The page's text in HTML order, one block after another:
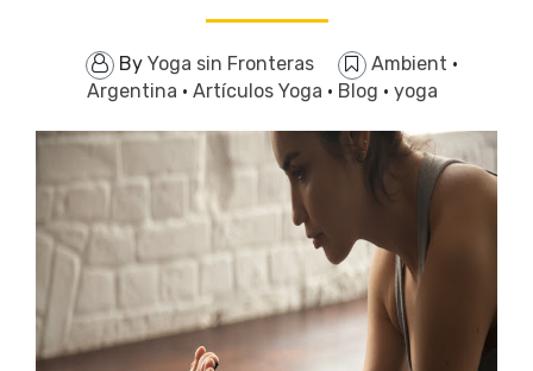
By Yoga sin Fronteras Ambient ·
Argentina · Artículos Yoga · Blog · yoga